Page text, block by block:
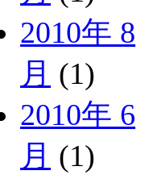
2010年 8
月 (1)
2010年 6
月 (1)